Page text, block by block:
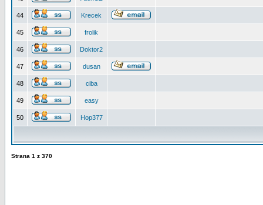
44 Krecek
45 frolik
46 Doktor2
47 dusan
48 ciba
49 easy
50 Hop377
Strana 1 z 370